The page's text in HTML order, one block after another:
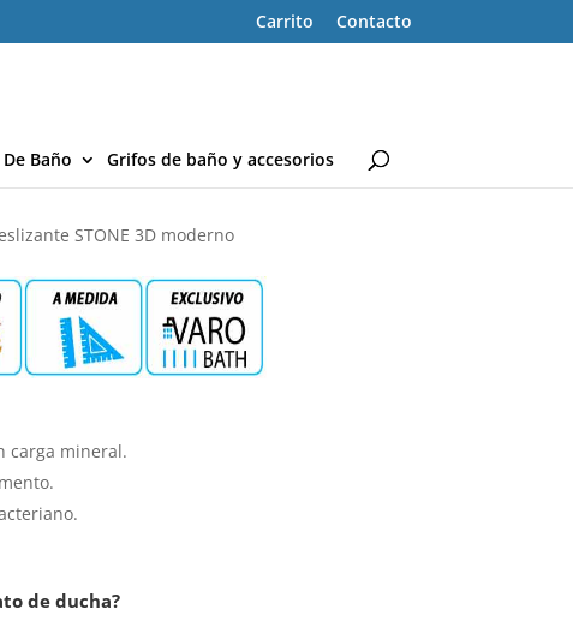
Carrito
Contacto
Baño Grifos de baño y accesorios
STONE 3D moderno
carga mineral.
de ducha?